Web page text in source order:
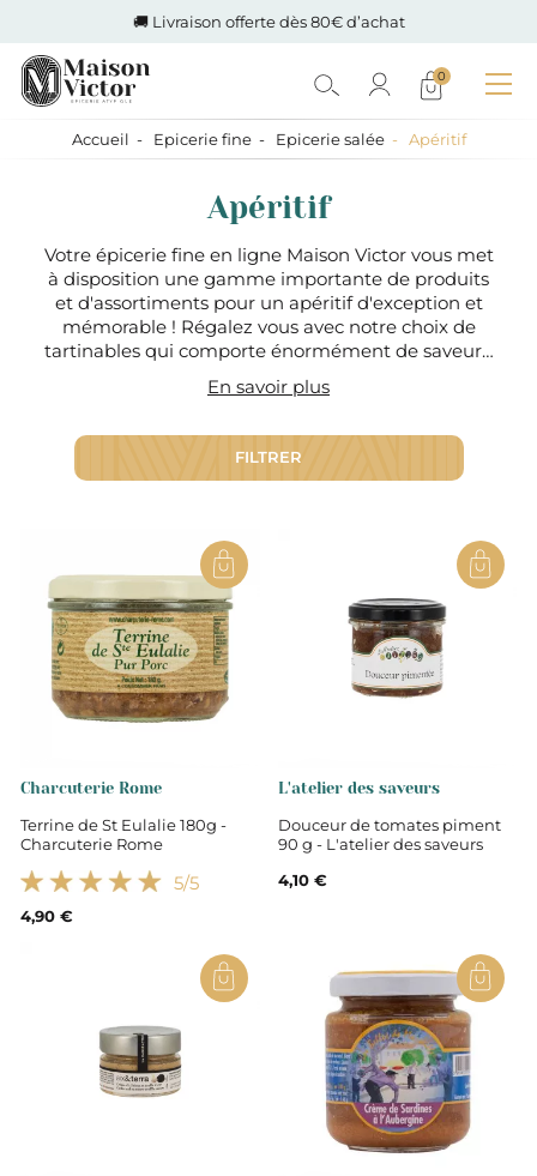
🚚 Livraison offerte dès 80€ d’achat
0
Accueil Epicerie fine Epicerie salée Apéritif
Apéritif
Votre épicerie fine en ligne Maison Victor vous met
à disposition une gamme importante de produits
et d'assortiments pour un apéritif d'exception et
mémorable ! Régalez vous avec notre choix de
tartinables qui comporte énormément de saveurs,
de produits de la mer, de chips de qualité, de
biscuits apéritifs et de bien d'autres surprises que
épicerie salée, nous offrons tout type de produits
qui peuvent être idéals pour un apéritif original en
un apéritif convivial à partager en famille. Notre
gamme d'apéritifs conviendra à tous !
En savoir plus
FILTRER
Charcuterie Rome
Terrine de St Eulalie 180g -
Charcuterie Rome
5/5
4,90 €
L'atelier des saveurs
Douceur de tomates piment
90 g - L'atelier des saveurs
4,10 €